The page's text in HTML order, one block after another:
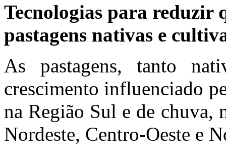
Tecnologias para reduzir
pastagens nativas e
As pastagens, tanto
crescimento influenciado
na Região Sul e de chuva,
Nordeste, Centro-Oeste e